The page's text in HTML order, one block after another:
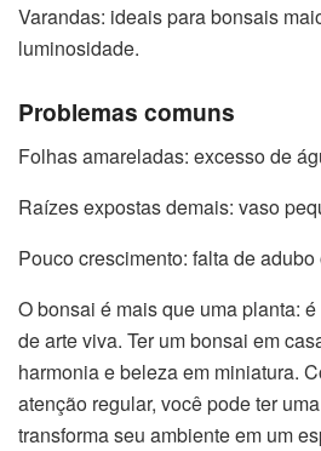
Varandas: ideais para bonsais
luminosidade.
Problemas comuns
Folhas amareladas: excesso de
Raízes expostas demais: vaso
Pouco crescimento: falta de
O bonsai é mais que uma planta:
de arte viva. Ter um bonsai em
harmonia e beleza em miniatura.
atenção regular, você pode ter
transforma seu ambiente em um